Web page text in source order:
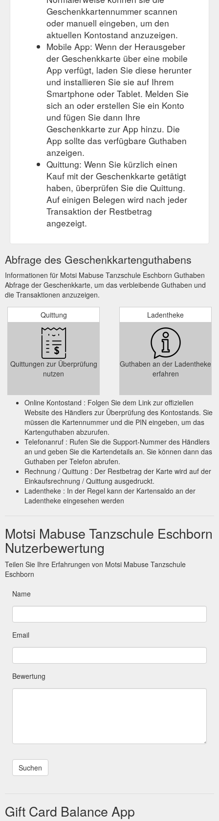
Geschenkkartennummer scannen
oder manuell eingeben, um den
aktuellen Kontostand anzuzeigen.
Mobile App: Wenn der Herausgeber
der Geschenkkarte über eine mobile
App verfügt, laden Sie diese herunter
und installieren Sie sie auf Ihrem
Smartphone oder Tablet. Melden Sie
sich an oder erstellen Sie ein Konto
und fügen Sie dann Ihre
Geschenkkarte zur App hinzu. Die
App sollte das verfügbare Guthaben
anzeigen.
Quittung: Wenn Sie kürzlich einen
Kauf mit der Geschenkkarte getätigt
haben, überprüfen Sie die Quittung.
Auf einigen Belegen wird nach jeder
Transaktion der Restbetrag
angezeigt.
Abfrage des Geschenkkartenguthabens
Informationen für Motsi Mabuse Tanzschule Eschborn Guthaben
Abfrage der Geschenkkarte, um das verbleibende Guthaben und
die Transaktionen anzuzeigen.
Quittung
Quittungen zur Überprüfung
nutzen
Ladentheke
Guthaben an der Ladentheke
erfahren
Online Kontostand : Folgen Sie dem Link zur offiziellen
Website des Händlers zur Überprüfung des Kontostands. Sie
müssen die Kartennummer und die PIN eingeben, um das
Kartenguthaben abzurufen.
Telefonanruf : Rufen Sie die Support-Nummer des Händlers
an und geben Sie die Kartendetails an. Sie können dann das
Guthaben per Telefon abrufen.
Rechnung / Quittung : Der Restbetrag der Karte wird auf der
Einkaufsrechnung / Quittung ausgedruckt.
Ladentheke : In der Regel kann der Kartensaldo an der
Ladentheke eingesehen werden
Motsi Mabuse Tanzschule Eschborn
Nutzerbewertung
Teilen Sie Ihre Erfahrungen von Motsi Mabuse Tanzschule
Eschborn
Name
Email
Bewertung
Gift Card Balance App